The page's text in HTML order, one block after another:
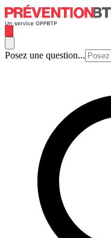
Posez une question...